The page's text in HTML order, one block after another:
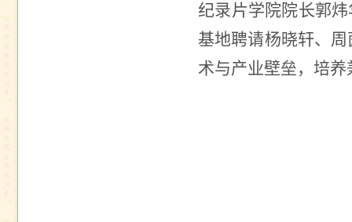
纪录片学院院长郭
基地聘请杨晓轩、
术与产业壁垒，培